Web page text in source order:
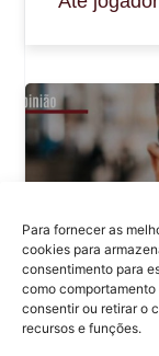
Para fornecer as
cookies para
consentimento para
como
consentir ou retirar o
recursos e funções.